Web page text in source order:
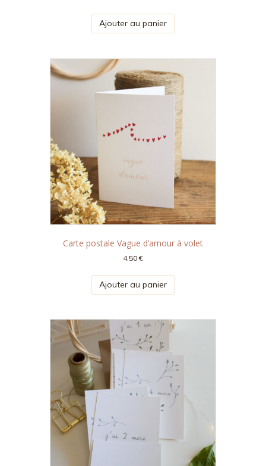
Ajouter au panier
Carte postale Vague d’amour à volet
4,50€
Ajouter au panier